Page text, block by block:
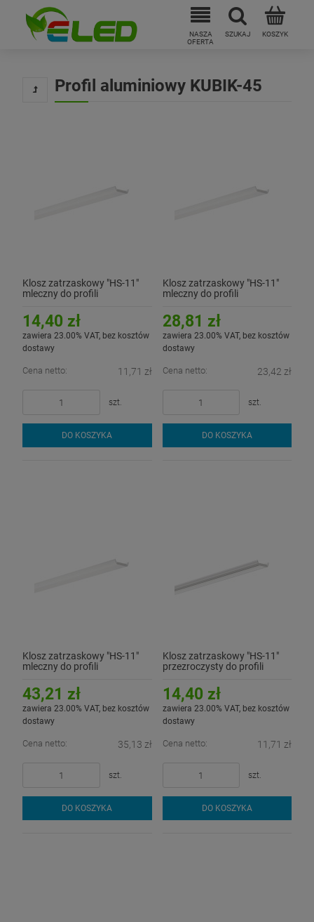
Profil aluminiowy KUBIK-45
Klosz zatrzaskowy "HS-11"
mleczny do profili
14,40 zł
zawiera 23.00% VAT, bez kosztów
dostawy
Cena netto: 11,71 zł
szt.
DO KOSZYKA
Klosz zatrzaskowy "HS-11"
mleczny do profili
28,81 zł
zawiera 23.00% VAT, bez kosztów
dostawy
Cena netto: 23,42 zł
szt.
DO KOSZYKA
Klosz zatrzaskowy "HS-11"
mleczny do profili
43,21 zł
zawiera 23.00% VAT, bez kosztów
dostawy
Cena netto: 35,13 zł
szt.
DO KOSZYKA
Klosz zatrzaskowy "HS-11"
przezroczysty do profili
14,40 zł
zawiera 23.00% VAT, bez kosztów
dostawy
Cena netto: 11,71 zł
szt.
DO KOSZYKA